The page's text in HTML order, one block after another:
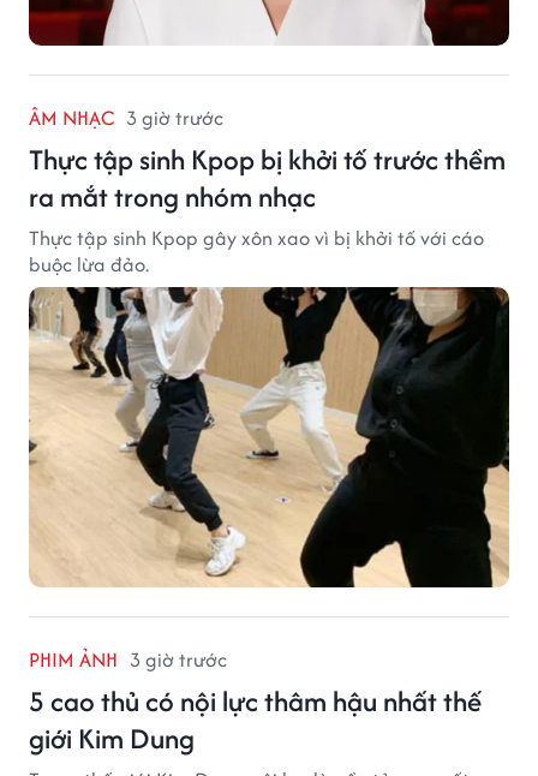
ÂM NHẠC 3 giờ trước
Thực tập sinh Kpop bị khởi tố trước thềm
ra mắt trong nhóm nhạc
Thực tập sinh Kpop gây xôn xao vì bị khởi tố với cáo
buộc lừa đảo.
PHIM ẢNH 3 giờ trước
5 cao thủ có nội lực thâm hậu nhất thế
giới Kim Dung